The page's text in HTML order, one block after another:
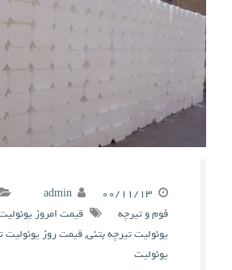
۰۰/۱۱/۱۳ admin
فوم و تیرچه
قیمت امروز
یونولیت تیرچه بتنی,قیمت روز یونولیت
یونولیت